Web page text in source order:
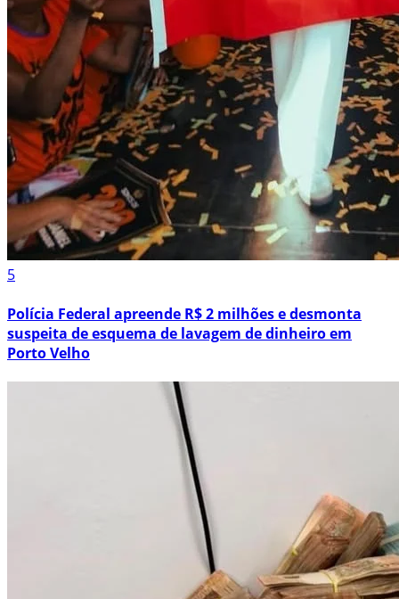
5
Polícia Federal apreende R$ 2 milhões e desmonta
suspeita de esquema de lavagem de dinheiro em
Porto Velho